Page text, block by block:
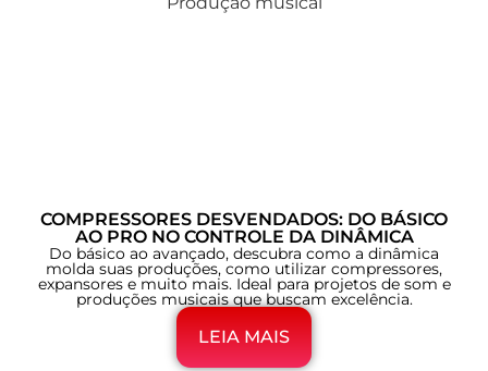
COMPRESSORES DESVENDADOS: DO BÁSICO
AO PRO NO CONTROLE DA DINÂMICA
Do básico ao avançado, descubra como a dinâmica
molda suas produções, como utilizar compressores,
expansores e muito mais. Ideal para projetos de som e
produções musicais que buscam excelência.
LEIA MAIS